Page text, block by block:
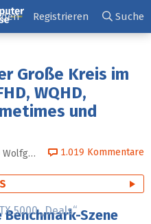
5000 „Deals“
Registrieren Suche
Große Kreis im
WQHD,
und
Wolfgang Andermahr 1.019 Kommentare
Szene